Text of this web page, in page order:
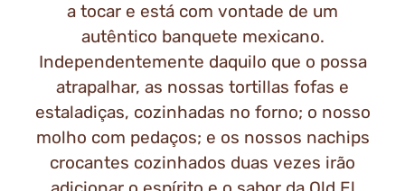
a tocar e está com vontade de um
autêntico banquete mexicano.
Independentemente daquilo que o possa
atrapalhar, as nossas tortillas fofas e
estaladiças, cozinhadas no forno; o nosso
molho com pedaços; e os nossos nachips
crocantes cozinhados duas vezes irão